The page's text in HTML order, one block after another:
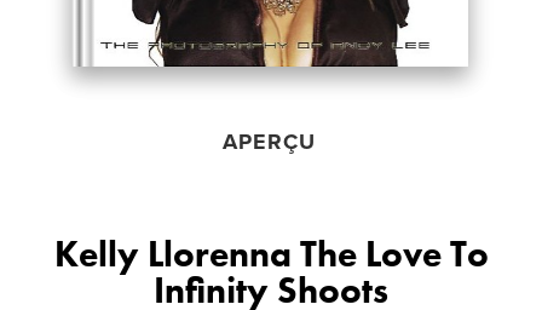
APERÇU
Kelly Llorenna The Love To
Infinity Shoots